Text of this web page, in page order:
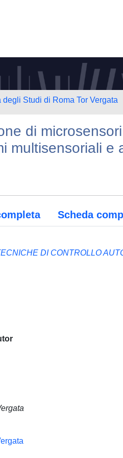
degli Studi di Roma Tor Vergata
di
multisensoriali e
Scheda
DI CONTROLLO